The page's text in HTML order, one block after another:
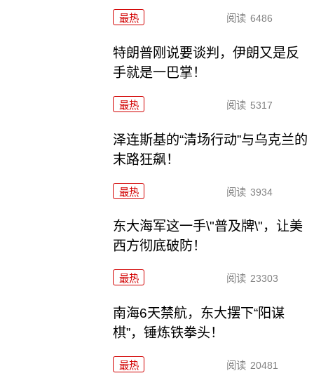
最热 阅读 6486
特朗普刚说要谈判，伊朗又是反
手就是一巴掌！
最热 阅读 5317
泽连斯基的“清场行动”与乌克兰的
末路狂飙！
最热 阅读 3934
东大海军这一手\"普及牌\"，让美
西方彻底破防！
最热 阅读 23303
南海6天禁航，东大摆下“阳谋
棋”，锤炼铁拳头！
最热 阅读 20481